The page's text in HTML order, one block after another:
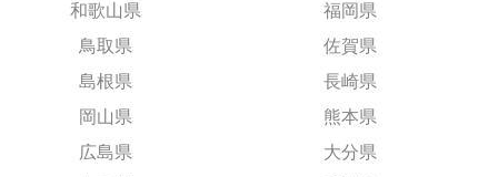
和歌山県
鳥取県
島根県
岡山県
広島県
福岡県
佐賀県
長崎県
熊本県
大分県